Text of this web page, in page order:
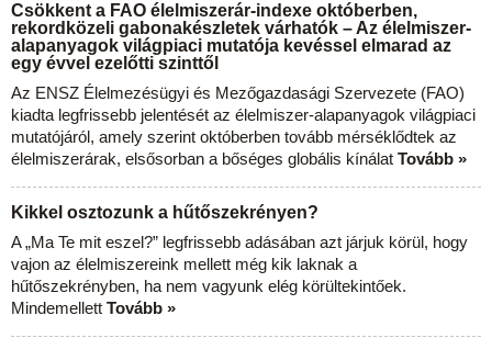
Csökkent a FAO élelmiszerár-indexe októberben,
rekordközeli gabonakészletek várhatók – Az élelmiszer-
alapanyagok világpiaci mutatója kevéssel elmarad az
egy évvel ezelőtti szinttől
Az ENSZ Élelmezésügyi és Mezőgazdasági Szervezete (FAO)
kiadta legfrissebb jelentését az élelmiszer-alapanyagok világpiaci
mutatójáról, amely szerint októberben tovább mérséklődtek az
élelmiszerárak, elsősorban a bőséges globális kínálat Tovább »
Kikkel osztozunk a hűtőszekrényen?
A „Ma Te mit eszel?” legfrissebb adásában azt járjuk körül, hogy
vajon az élelmiszereink mellett még kik laknak a
hűtőszekrényben, ha nem vagyunk elég körültekintőek.
Mindemellett Tovább »